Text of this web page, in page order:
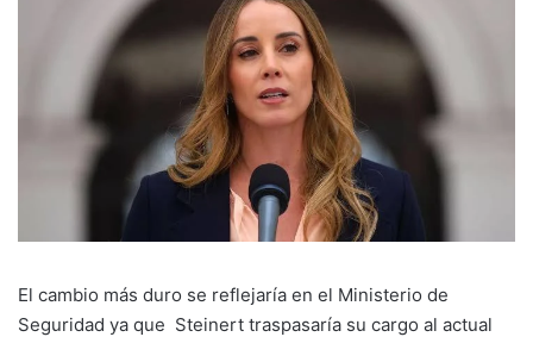
El cambio más duro se reflejaría en el Ministerio de
Seguridad ya que Steinert traspasaría su cargo al actual